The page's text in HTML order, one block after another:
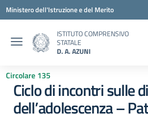
Vai ai contenuti
Vai al menu di navigazione
Vai al footer
Ministero dell'Istruzione e del Merito
ISTITUTO COMPRENSIVO
STATALE
D. A. AZUNI
Circolare 135
Ciclo di incontri sulle
dell’adolescenza –